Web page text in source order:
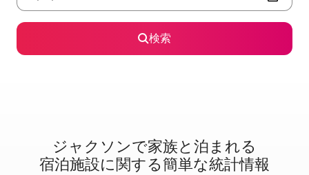
検索
ジャクソンで家⁠族⁠と泊⁠ま⁠れ⁠る
宿⁠泊⁠施⁠設⁠に関⁠す⁠る簡⁠単⁠な統⁠計⁠情⁠報